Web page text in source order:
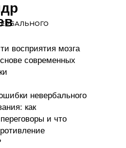
восприятия мозга
современных
невербального
как
и что